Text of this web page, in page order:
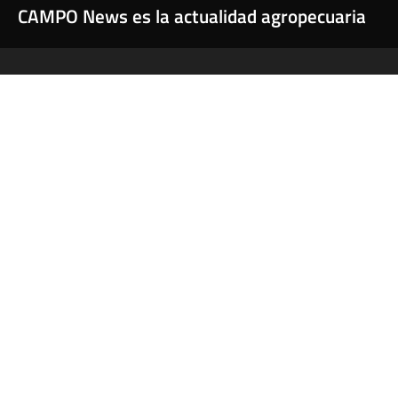
CAMPO News es la actualidad agropecuaria